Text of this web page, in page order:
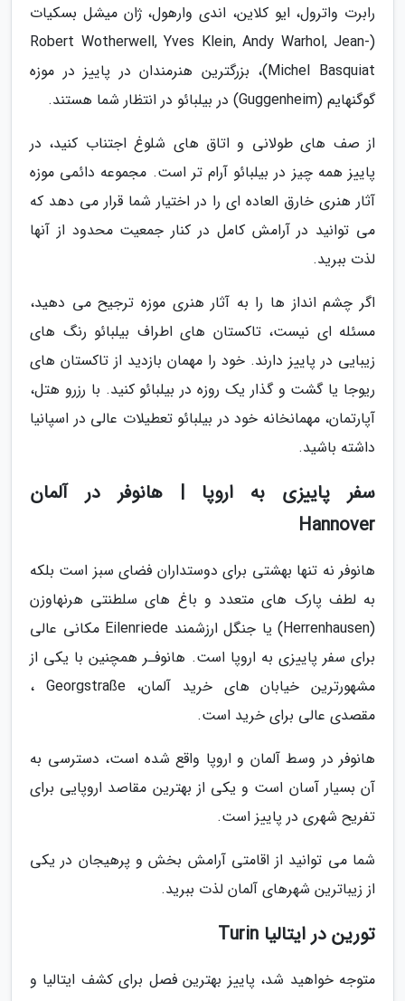
رابرت واترول، ایو کلاین، اندی وارهول، ژان میشل بسکیات
(Robert Wotherwell, Yves Klein, Andy Warhol, Jean-
Michel Basquiat)، بزرگترین هنرمندان در پاییز در موزه
گوگنهایم (Guggenheim) در بیلبائو در انتظار شما هستند.
از صف های طولانی و اتاق های شلوغ اجتناب کنید، در
پاییز همه چیز در بیلبائو آرام تر است. مجموعه دائمی موزه
آثار هنری خارق العاده ای را در اختیار شما قرار می دهد که
می توانید در آرامش کامل در کنار جمعیت محدود از آنها
لذت ببرید.
اگر چشم انداز ها را به آثار هنری موزه ترجیح می دهید،
مسئله ای نیست، تاکستان های اطراف بیلبائو رنگ های
زیبایی در پاییز دارند. خود را مهمان بازدید از تاکستان های
ریوجا یا گشت و گذار یک روزه در بیلبائو کنید. با رزرو هتل،
آپارتمان، مهمانخانه خود در بیلبائو تعطیلات عالی در اسپانیا
داشته باشید.
سفر پاییزی به اروپا | هانوفر در آلمان
Hannover
هانوفر نه تنها بهشتی برای دوستداران فضای سبز است بلکه
به لطف پارک های متعدد و باغ های سلطنتی هرنهاوزن
(Herrenhausen) یا جنگل ارزشمند Eilenriede مکانی عالی
برای سفر پاییزی به اروپا است. هانوفـر همچنین با یکی از
مشهورترین خیابان های خرید آلمان، Georgstraße ،
مقصدی عالی برای خرید است.
هانوفر در وسط آلمان و اروپا واقع شده است، دسترسی به
آن بسیار آسان است و یکی از بهترین مقاصد اروپایی برای
تفریح شهری در پاییز است.
شما می توانید از اقامتی آرامش بخش و پرهیجان در یکی
از زیباترین شهرهای آلمان لذت ببرید.
تورین در ایتالیا Turin
متوجه خواهید شد، پاییز بهترین فصل برای کشف ایتالیا و